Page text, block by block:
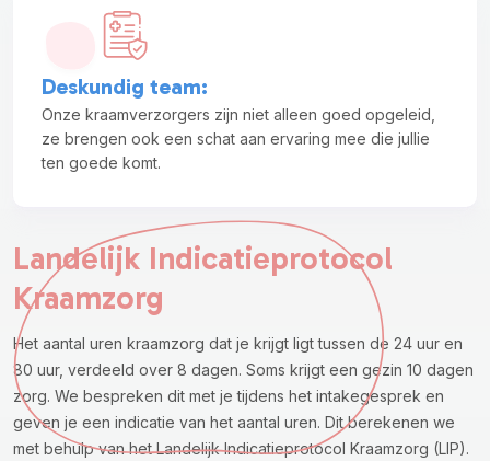
Deskundig team:
Onze kraamverzorgers zijn niet alleen goed opgeleid,
ze brengen ook een schat aan ervaring mee die jullie
ten goede komt.
Landelijk Indicatieprotocol
Kraamzorg
Het aantal uren kraamzorg dat je krijgt ligt tussen de 24 uur en
80 uur, verdeeld over 8 dagen. Soms krijgt een gezin 10 dagen
zorg. We bespreken dit met je tijdens het intakegesprek en
geven je een indicatie van het aantal uren. Dit berekenen we
met behulp van het Landelijk Indicatieprotocol Kraamzorg (LIP).